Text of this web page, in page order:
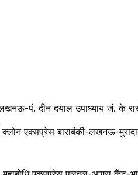
पं. दीन दयाल उपाध्याय जं. के
बाराबंकी-लखनऊ-